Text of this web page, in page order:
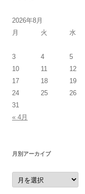
2026年8月
月
火 水
3
4 5
10
11 12
17
18 19
24
25 26
31
« 4月
月別アーカイブ
月
別
ア